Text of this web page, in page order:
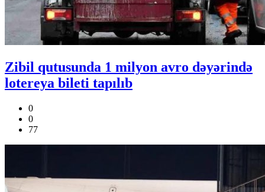
Zibil qutusunda 1 milyon avro dəyərində
lotereya bileti tapılıb
0
0
77